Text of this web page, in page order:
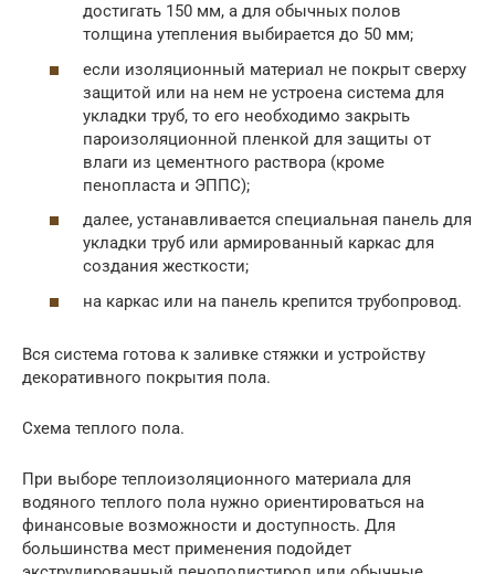
достигать 150 мм, а для обычных полов
толщина утепления выбирается до 50 мм;
если изоляционный материал не покрыт сверху
защитой или на нем не устроена система для
укладки труб, то его необходимо закрыть
пароизоляционной пленкой для защиты от
влаги из цементного раствора (кроме
пенопласта и ЭППС);
далее, устанавливается специальная панель для
укладки труб или армированный каркас для
создания жесткости;
на каркас или на панель крепится трубопровод.
Вся система готова к заливке стяжки и устройству
декоративного покрытия пола.
Схема теплого пола.
При выборе теплоизоляционного материала для
водяного теплого пола нужно ориентироваться на
финансовые возможности и доступность. Для
большинства мест применения подойдет